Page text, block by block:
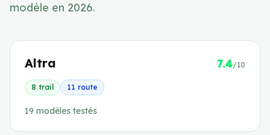
modèle en 2026.
Altra 7.4/10
8 trail 11 route
19 modèles testés